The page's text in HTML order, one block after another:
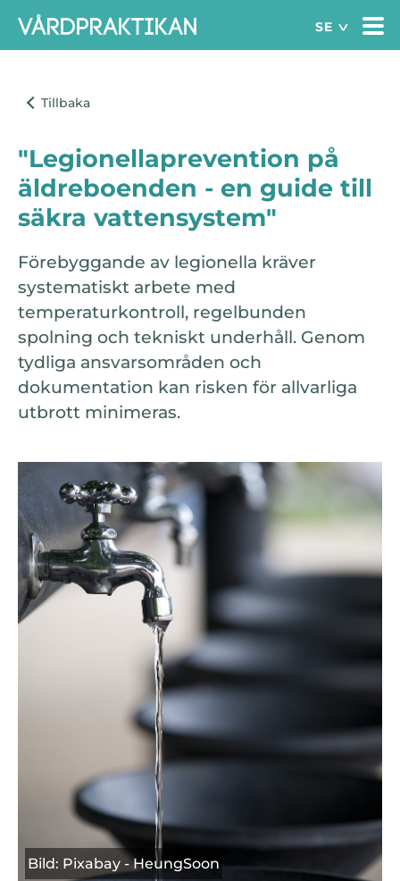
"Legionellaprevention på
äldreboenden - en guide till
säkra vattensystem"
Förebyggande av legionella kräver
systematiskt arbete med
temperaturkontroll, regelbunden
spolning och tekniskt underhåll. Genom
tydliga ansvarsområden och
dokumentation kan risken för allvarliga
utbrott minimeras.
Bild: Pixabay - HeungSoon